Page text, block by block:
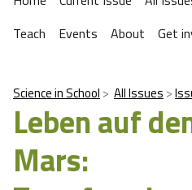
Teach
Events About Get
Science in School All Issues
Leben auf
Mars: